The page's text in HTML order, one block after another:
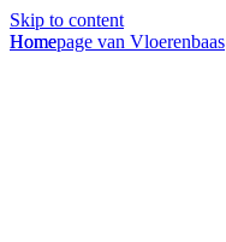
Skip to content
Homepage van Vloerenbaas
Home